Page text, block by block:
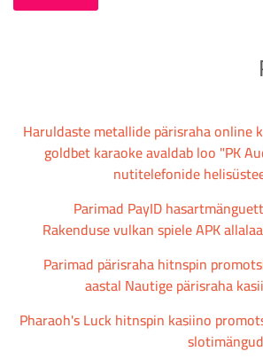
Haruldaste metallide pärisraha online
goldbet karaoke avaldab loo "PK
nutitelefonide
Parimad PayID
Rakenduse vulkan spiele APK
Parimad pärisraha hitnspin
aastal Nautige pärisraha
Pharaoh's Luck hitnspin kasiino